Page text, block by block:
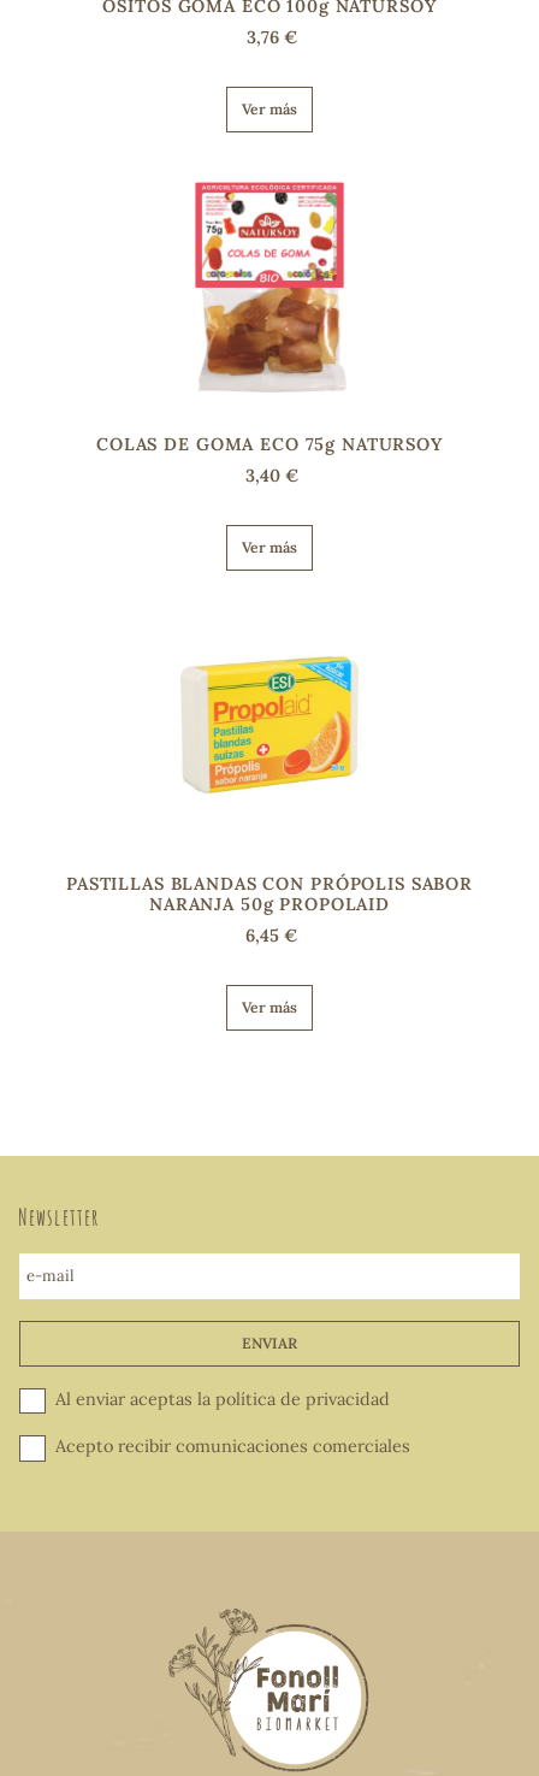
OSITOS GOMA ECO 100g NATURSOY
3,76 €
Ver más
COLAS DE GOMA ECO 75g NATURSOY
3,40 €
Ver más
PASTILLAS BLANDAS CON PRÓPOLIS SABOR
NARANJA 50g PROPOLAID
6,45 €
Ver más
Newsletter
e-mail
ENVIAR
Al enviar aceptas la política de privacidad
Acepto recibir comunicaciones comerciales